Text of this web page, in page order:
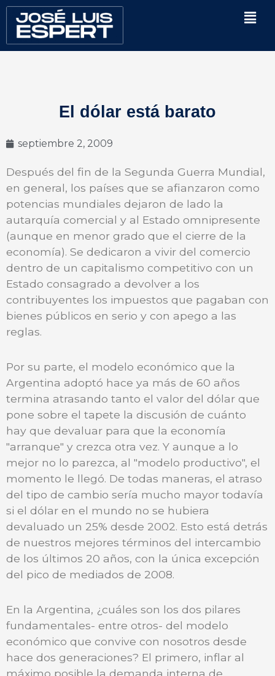
Ir
contenido
El dólar está barato
septiembre 2, 2009
Después del fin de la Segunda Guerra Mundial,
en general, los países que se afianzaron como
potencias mundiales dejaron de lado la
autarquía comercial y al Estado omnipresente
(aunque en menor grado que el cierre de la
economía). Se dedicaron a vivir del comercio
dentro de un capitalismo competitivo con un
Estado consagrado a devolver a los
contribuyentes los impuestos que pagaban con
bienes públicos en serio y con apego a las
reglas.
Por su parte, el modelo económico que la
Argentina adoptó hace ya más de 60 años
termina atrasando tanto el valor del dólar que
pone sobre el tapete la discusión de cuánto
hay que devaluar para que la economía
"arranque" y crezca otra vez. Y aunque a lo
mejor no lo parezca, al "modelo productivo", el
momento le llegó. De todas maneras, el atraso
del tipo de cambio sería mucho mayor todavía
si el dólar en el mundo no se hubiera
devaluado un 25% desde 2002. Esto está detrás
de nuestros mejores términos del intercambio
de los últimos 20 años, con la única excepción
del pico de mediados de 2008.
En la Argentina, ¿cuáles son los dos pilares
fundamentales- entre otros- del modelo
económico que convive con nosotros desde
hace dos generaciones? El primero, inflar al
máximo posible la demanda interna de